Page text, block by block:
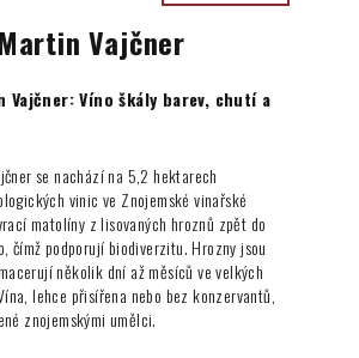
Martin Vajčner
Vajčner: Víno škály barev, chutí a
se nachází na 5,2 hektarech
vinic ve Znojemské vinařské
matolíny z lisovaných hroznů zpět do
čímž podporují biodiverzitu. Hrozny jsou
několik dní až měsíců ve velkých
lehce přisířena nebo bez konzervantů,
znojemskými umělci.